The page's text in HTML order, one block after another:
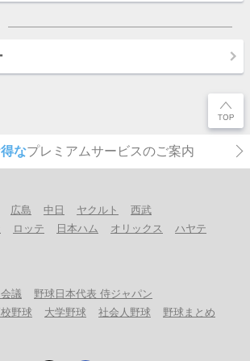
なプレミアムサービスのご案内
広島 中日 ヤクルト
西武
ロッテ 日本ハム オリックス
ハヤテ
議
野球日本代表 侍ジャパン
野球 大学野球 社会人野球 野球まとめ